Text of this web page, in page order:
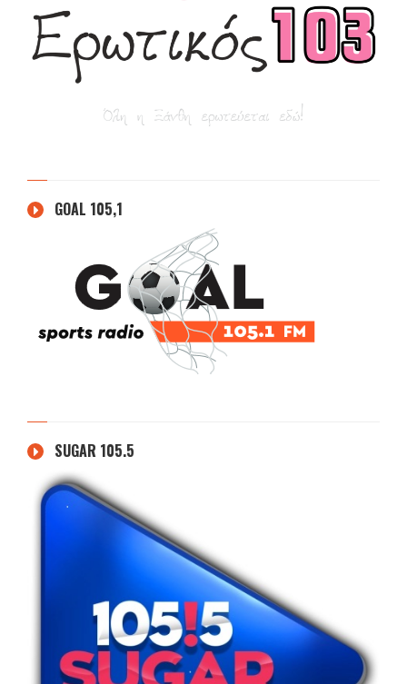
GOAL 105,1
SUGAR 105.5